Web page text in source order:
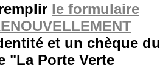
le formulaire
et un chèque du
"La Porte Verte